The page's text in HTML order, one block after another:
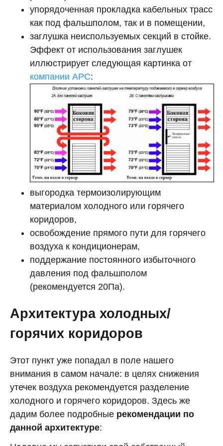
упорядоченная прокладка кабельных трасс
как под фальшполом, так и в помещении,
заглушка неиспользуемых секций в стойке.
Эффект от использования заглушек
иллюстрирует следующая картинка от
компании APC:
выгородка термоизолирующим
материалом холодного или горячего
коридоров,
освобождение прямого пути для горячего
воздуха к кондиционерам,
поддержание постоянного избыточного
давления под фальшполом
(рекомендуется 20Па).
Архитектура холодных/
горячих коридоров
Этот пункт уже попадал в поле нашего
внимания в самом начале: в целях снижения
утечек воздуха рекомендуется разделение
холодного и горячего коридоров. Здесь же
дадим более подробные рекомендации по
данной архитектуре: